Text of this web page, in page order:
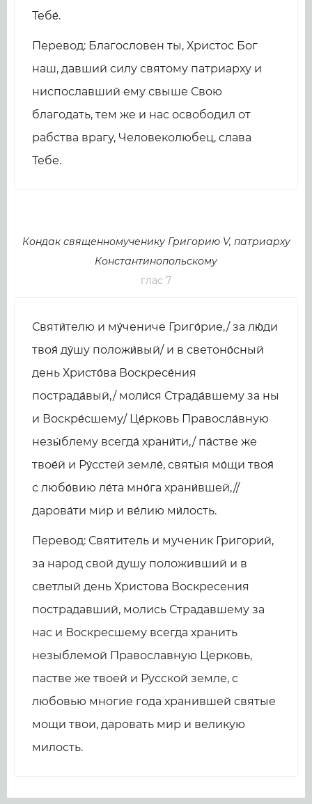
Тебе́.
Перевод: Благословен ты, Христос Бог
наш, давший силу святому патриарху и
ниспославший ему свыше Свою
благодать, тем же и нас освободил от
рабства врагу, Человеколюбец, слава
Тебе.
Кондак священномученику Григорию V, патриарху
Константинопольскому
глас 7
Святи́телю и му́чениче Григо́рие,/ за лю́ди
твоя́ ду́шу положи́вый/ и в светоно́сный
день Христо́ва Воскресе́ния
пострада́вый,/ моли́ся Страда́вшему за ны
и Воскре́сшему/ Це́рковь Правосла́вную
незы́блему всегда́ храни́ти,/ па́стве же
твое́й и Ру́сстей земле́, святы́я мо́щи твоя́
с любо́вию ле́та мно́га храни́вшей,//
дарова́ти мир и ве́лию ми́лость.
Перевод: Святитель и мученик Григорий,
за народ свой душу положивший и в
светлый день Христова Воскресения
пострадавший, молись Страдавшему за
нас и Воскресшему всегда хранить
незыблемой Православную Церковь,
пастве же твоей и Русской земле, с
любовью многие года хранившей святые
мощи твои, даровать мир и великую
милость.